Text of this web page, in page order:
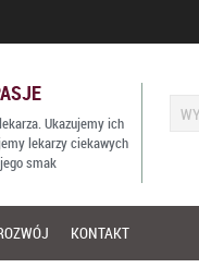
Ukazujemy ich
lekarzy ciekawych
smak
KONTAKT